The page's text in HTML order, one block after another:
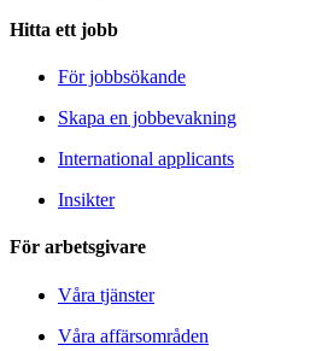
Hitta ett jobb
För jobbsökande
Skapa en jobbevakning
International applicants
Insikter
För arbetsgivare
Våra tjänster
Våra affärsområden